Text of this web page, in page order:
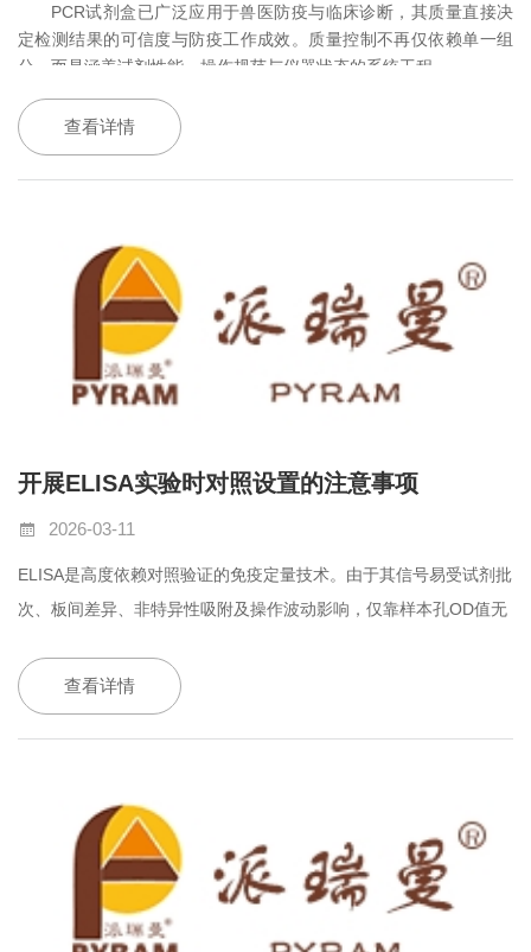
PCR试剂盒已广泛应用于兽医防疫与临床诊断，其质量直接决
定检测结果的可信度与防疫工作成效。质量控制不再仅依赖单一组
分，而是涵盖试剂性能、操作规范与仪器状态的系统工程
查看详情
开展ELISA实验时对照设置的注意事项
2026-03-11
ELISA是高度依赖对照验证的免疫定量技术。由于其信号易受试剂批
次、板间差异、非特异性吸附及操作波动影响，仅靠样本孔OD值无
A2
）明确要求：每次实验必须包含三类平行对照，且均需设复孔。
查看详情